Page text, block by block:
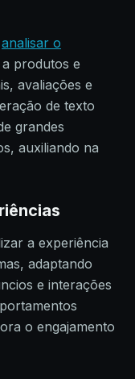
analisar o
produtos e
avaliações e
de texto
grandes
auxiliando na
a experiência
adaptando
e interações
o engajamento